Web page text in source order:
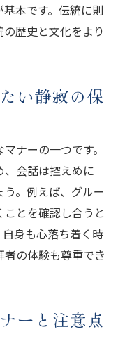
本です。伝統に則
歴史と文化をより
い静寂の保
ナーの一つです。
会話は控えめに
。例えば、グルー
とを確認し合うと
身も心落ち着く時
の体験も尊重でき
ーと注意点